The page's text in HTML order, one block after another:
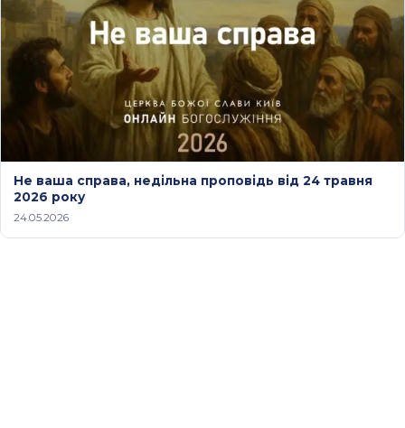
Не ваша справа, недільна проповідь від 24 травня
2026 року
24.05.2026